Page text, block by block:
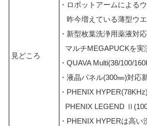
見どころ
・ロボットアームによる
昨今増えている薄型ウ
・新型枚葉洗浄用薬液対
マルチMEGAPUCKを実
・QUAVA Multi(38/100/
・液晶パネル(300㎜)対応
・PHENIX
PHENIX LEGEND
・PHENIX HYPERは高